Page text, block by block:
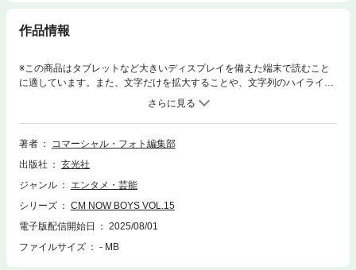
作品情報
※この商品はタブレットなど大きいディスプレイを備えた端末で読むこと
に適しています。また、文字だけを拡大することや、文字列のハイライ
ト、検索、辞書の参照、引用などの機能が使用できません。※電子版には
読者プレゼントページは掲載されておりません。読者プレゼントには応募
できません。表紙はゼクシィCMボーイフレンドに抜擢！「続・続・最後
から二番目の恋」「隣のステラ」などの話題作に出演中の西垣匠。裏表紙
続いて中面を飾るのは映画「6人ぼっち」で主演、テレビ東京『ディアマ
イベイビー～私があなたを支配するまで～』に出演中で、数々の話題作に
ェアすることにしました。」に出演中の岩瀬洋志。「機界戦隊ゼンカイジ
ャー」ゾックス・ツイーカー役、昨年MBS BLドラマ「体感予報」出演で
アジア全域で大ブレイク、舞台『千と千尋の神隠し』ハク役、武道館公演
も控える増子敦貴(GENIC) 。Debut Single「チグハグ」でCDデビューを
著者
コマーシャル・フォト編集部
出版社
玄光社
ジャンル
エンタメ・芸能
シリーズ
CM NOW BOYS VOL.15
電子版配信開始日
2025/08/01
ファイルサイズ
- MB